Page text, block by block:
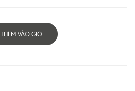
THÊM VÀO GIỎ